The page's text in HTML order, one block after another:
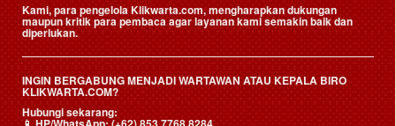
Kami, para pengelola Klikwarta.com, mengharapkan dukungan
maupun kritik para pembaca agar layanan kami semakin baik dan
diperlukan.
INGIN BERGABUNG MENJADI WARTAWAN ATAU KEPALA BIRO
KLIKWARTA.COM?
Hubungi sekarang: